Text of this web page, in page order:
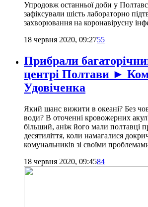
Упродовж останньої доби у
зафіксували шість лабораторно
захворювання на коронавірусну
18 червня 2020, 09:2755
Прибрали
центрі Полтави ►
Удовіченка
Який шанс вижити в океані? Без
води? В оточенні кровожерних
більший, аніж його мали полтавці
десятиліття, коли намагалися
комунальників зі своїми
18 червня 2020, 09:4584